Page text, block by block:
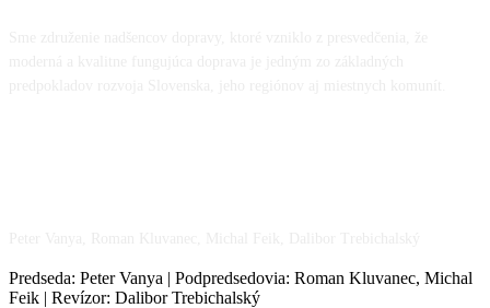
Predseda: Peter Vanya | Podpredsedovia: Roman Kluvanec, Michal
Feik | Revízor: Dalibor Trebichalský